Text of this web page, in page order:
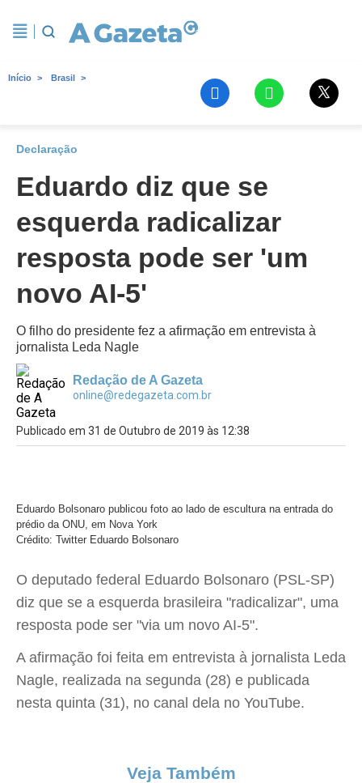
Início Brasil
Declaração
Eduardo diz que se
esquerda radicalizar
resposta pode ser 'um
novo AI-5'
O filho do presidente fez a afirmação em entrevista à
jornalista Leda Nagle
Redação de A Gazeta
online@redegazeta.com.br
Publicado em 31 de Outubro de 2019 às 12:38
Eduardo Bolsonaro publicou foto ao lado de escultura na entrada do
prédio da ONU, em Nova York
Crédito: Twitter Eduardo Bolsonaro
O deputado federal Eduardo Bolsonaro (PSL-SP)
diz que se a esquerda brasileira "radicalizar", uma
resposta pode ser "via um novo AI-5".
A afirmação foi feita em entrevista à jornalista Leda
Nagle, realizada na segunda (28) e publicada
nesta quinta (31), no canal dela no YouTube.
Veja Também